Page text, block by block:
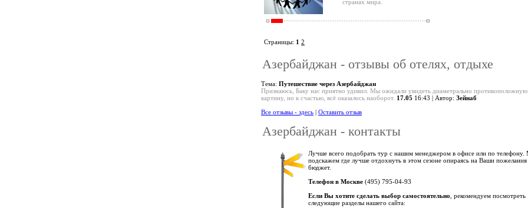
странах мира.
Страницы: 1 2
Азербайджан - отзывы об отелях, отдыхе
Тема: Путешествие через Азербайджан
Признаюсь, Баку нас приятно удивил. Мы ожидали увидеть диаметрально противоположную
картину, но к счастью, всё оказалось наоборот. 17.05 16:43 | Автор: Зейнаб
Все отзывы - здесь | Оставить отзыв
Азербайджан - контакты
Лучше всего подобрать тур с нашим менеджером в офисе или по
подскажем где лучше отдохнуть в этом сезоне опираясь на Ваши
бюджет.
Телефон в Москве (495) 795-04-93
Если Вы хотите сделать выбор самостоятельно , рекомендуем посмотреть
следующие разделы нашего сайта: